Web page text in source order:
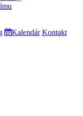
Kalendár Kontakt